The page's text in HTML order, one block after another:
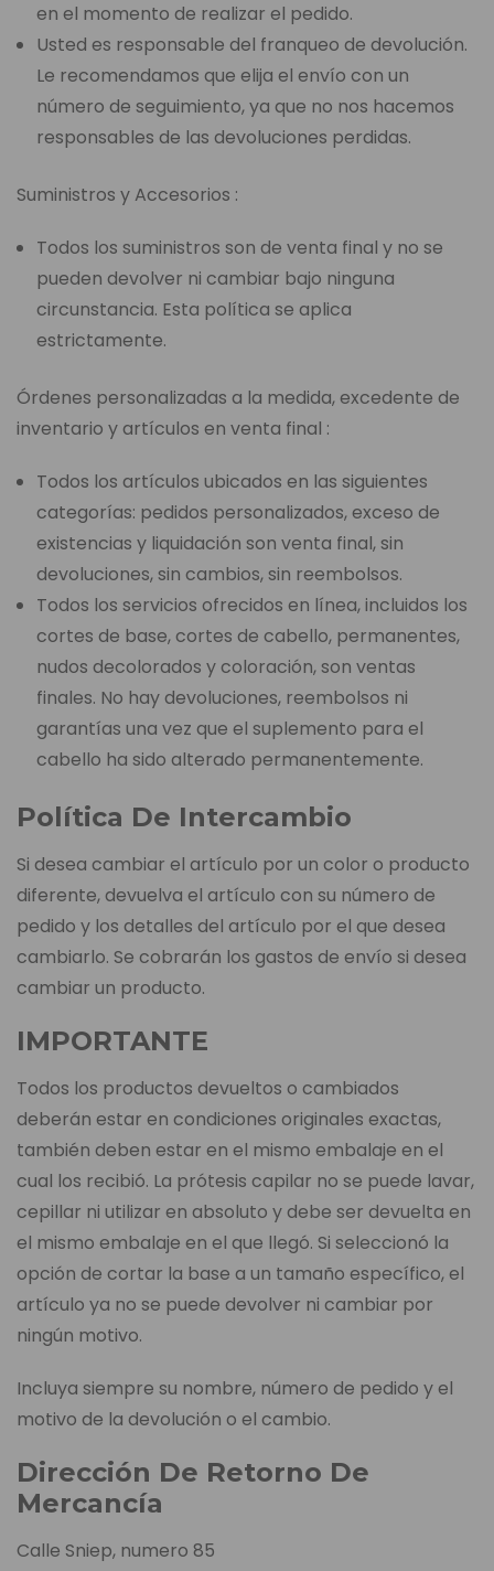
en el momento de realizar el pedido.
Usted es responsable del franqueo de devolución.
Le recomendamos que elija el envío con un
número de seguimiento, ya que no nos hacemos
responsables de las devoluciones perdidas.
Suministros y Accesorios :
Todos los suministros son de venta final y no se
pueden devolver ni cambiar bajo ninguna
circunstancia. Esta política se aplica
estrictamente.
Órdenes personalizadas a la medida, excedente de
inventario y artículos en venta final :
Todos los artículos ubicados en las siguientes
categorías: pedidos personalizados, exceso de
existencias y liquidación son venta final, sin
devoluciones, sin cambios, sin reembolsos.
Todos los servicios ofrecidos en línea, incluidos los
cortes de base, cortes de cabello, permanentes,
nudos decolorados y coloración, son ventas
finales. No hay devoluciones, reembolsos ni
garantías una vez que el suplemento para el
cabello ha sido alterado permanentemente.
Política De Intercambio
Si desea cambiar el artículo por un color o producto
diferente, devuelva el artículo con su número de
pedido y los detalles del artículo por el que desea
cambiarlo. Se cobrarán los gastos de envío si desea
cambiar un producto.
IMPORTANTE
Todos los productos devueltos o cambiados
deberán estar en condiciones originales exactas,
también deben estar en el mismo embalaje en el
cual los recibió. La prótesis capilar no se puede lavar,
cepillar ni utilizar en absoluto y debe ser devuelta en
el mismo embalaje en el que llegó. Si seleccionó la
opción de cortar la base a un tamaño específico, el
artículo ya no se puede devolver ni cambiar por
ningún motivo.
Incluya siempre su nombre, número de pedido y el
motivo de la devolución o el cambio.
Dirección De Retorno De
Mercancía
Calle Sniep, numero 85